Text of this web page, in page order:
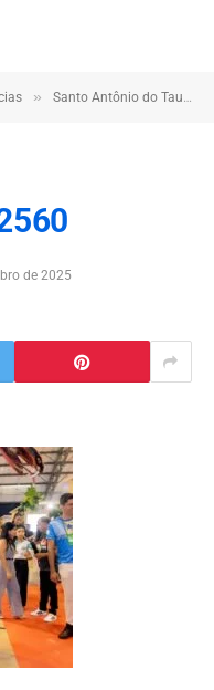
» Santo Antônio do Tauá é um dos grandes destaques do Pavilhão Pará – Municípios durante a COP30
de 2025